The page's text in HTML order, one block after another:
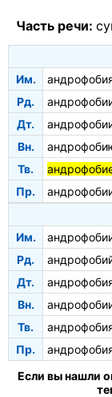
Часть речи:
Им.
Рд.
Дт.
Вн.
Тв.
Пр.
Им.
Рд.
Дт.
Вн.
Тв.
Пр.
Если вы нашли